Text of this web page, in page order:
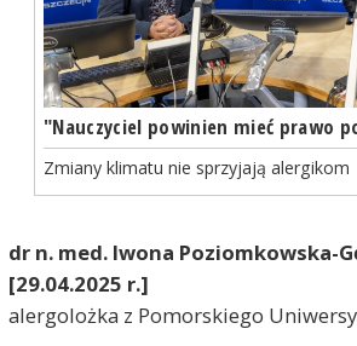
"Nauczyciel powinien mieć prawo
Zmiany klimatu nie sprzyjają alergikom
dr n. med. Iwona Poziomkowska-
[29.04.2025 r.]
alergolożka z Pomorskiego